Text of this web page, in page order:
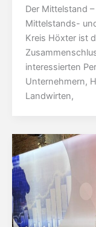
Der Mittelstand
Mittelstands-
Kreis Höxter ist
interessierten
Unternehmern,
Landwirten,